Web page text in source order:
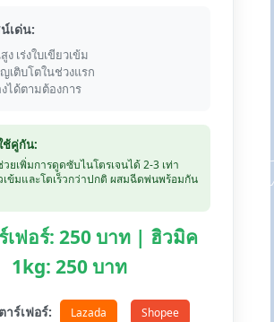
เด่น:
ง เร่งใบเขียวเข้ม
ญเติบโตในช่วงแรก
ได้ตามต้องการ
ช้คู่กัน:
ยเพิ่มการดูดซับไนโตรเจนได้ 2-3 เท่า
เข้มและโตเร็วกว่าปกติ ผสมฉีดพ่นพร้อมกัน
เฟอร์: 250 บาท | ฮิวมิค
1kg: 250 บาท
าร์เฟอร์: Lazada Shopee